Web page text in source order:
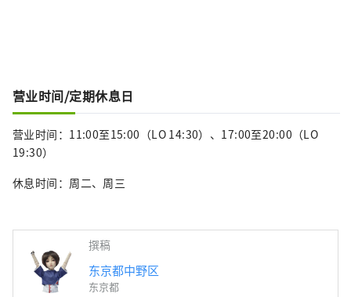
营业时间/定期休息日
营业时间：11:00至15:00（LO 14:30）、17:00至20:00（LO
19:30）
休息时间：周二、周三
撰稿
东京都中野区
东京都